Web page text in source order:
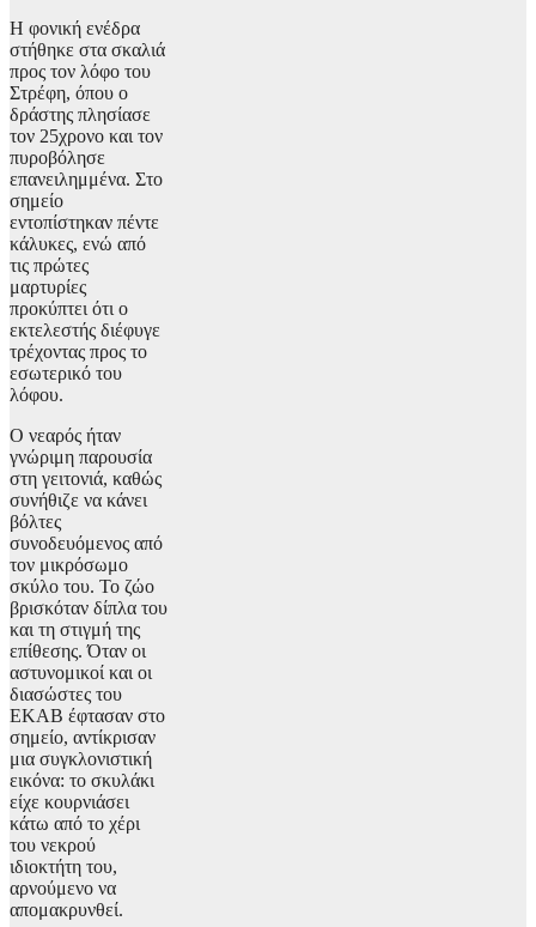
Η φονική ενέδρα
στήθηκε στα σκαλιά
προς τον λόφο του
Στρέφη, όπου ο
δράστης πλησίασε
τον 25χρονο και τον
πυροβόλησε
επανειλημμένα. Στο
σημείο
εντοπίστηκαν πέντε
κάλυκες, ενώ από
τις πρώτες
μαρτυρίες
προκύπτει ότι ο
εκτελεστής διέφυγε
τρέχοντας προς το
εσωτερικό του
λόφου.
Ο νεαρός ήταν
γνώριμη παρουσία
στη γειτονιά, καθώς
συνήθιζε να κάνει
βόλτες
συνοδευόμενος από
τον μικρόσωμο
σκύλο του. Το ζώο
βρισκόταν δίπλα του
και τη στιγμή της
επίθεσης. Όταν οι
αστυνομικοί και οι
διασώστες του
ΕΚΑΒ έφτασαν στο
σημείο, αντίκρισαν
μια συγκλονιστική
εικόνα: το σκυλάκι
είχε κουρνιάσει
κάτω από το χέρι
του νεκρού
ιδιοκτήτη του,
αρνούμενο να
απομακρυνθεί.